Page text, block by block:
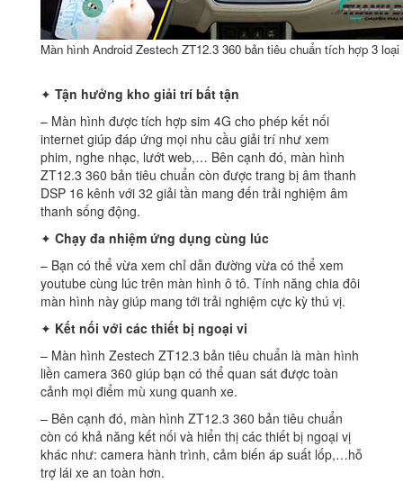
Màn hình Android Zestech ZT12.3 360 bản tiêu chuẩn tích hợp 3 loại
✦ Tận hưởng kho giải trí bất tận
– Màn hình được tích hợp sim 4G cho phép kết nối
internet giúp đáp ứng mọi nhu cầu giải trí như xem
phim, nghe nhạc, lướt web,… Bên cạnh đó, màn hình
ZT12.3 360 bản tiêu chuẩn còn được trang bị âm thanh
DSP 16 kênh với 32 giải tần mang đến trải nghiệm âm
thanh sống động.
✦ Chạy đa nhiệm ứng dụng cùng lúc
– Bạn có thể vừa xem chỉ dẫn đường vừa có thể xem
youtube cùng lúc trên màn hình ô tô. Tính năng chia đôi
màn hình này giúp mang tới trải nghiệm cực kỳ thú vị.
✦ Kết nối với các thiết bị ngoại vi
– Màn hình Zestech ZT12.3 bản tiêu chuẩn là màn hình
liền camera 360 giúp bạn có thể quan sát được toàn
cảnh mọi điểm mù xung quanh xe.
– Bên cạnh đó, màn hình ZT12.3 360 bản tiêu chuẩn
còn có khả năng kết nối và hiển thị các thiết bị ngoại vị
khác như: camera hành trình, cảm biến áp suất lốp,…hỗ
trợ lái xe an toàn hơn.